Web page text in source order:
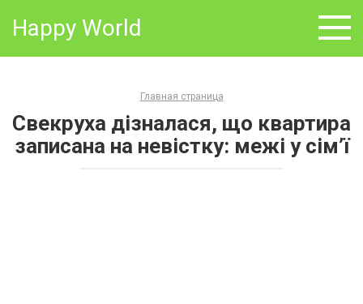
Happy World
Главная страница
Свекруха дізналася, що квартира
записана на невістку: межі у сім’ї